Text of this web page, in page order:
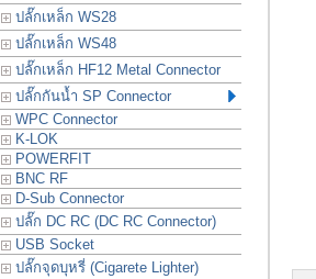
ปลั๊กเหล็ก WS28
ปลั๊กเหล็ก WS48
ปลั๊กเหล็ก HF12 Metal Connector
ปลั๊กกันน้ำ SP Connector
WPC Connector
K-LOK
POWERFIT
BNC RF
D-Sub Connector
ปลั๊ก DC RC (DC RC Connector)
USB Socket
ปลั๊กจุดบุหรี่ (Cigarete Lighter)